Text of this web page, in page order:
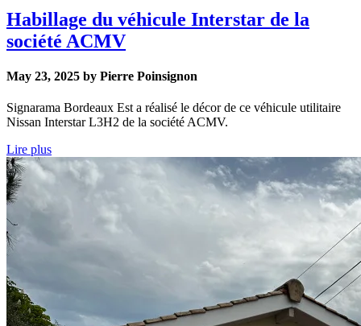
Habillage du véhicule Interstar de la
société ACMV
May 23, 2025 by Pierre Poinsignon
Signarama Bordeaux Est a réalisé le décor de ce véhicule utilitaire
Nissan Interstar L3H2 de la société ACMV.
Lire plus